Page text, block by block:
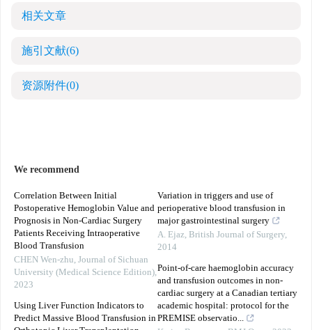
相关文章
施引文献(6)
资源附件(0)
We recommend
Correlation Between Initial
Postoperative Hemoglobin Value and
Prognosis in Non-Cardiac Surgery
Patients Receiving Intraoperative
Blood Transfusion
CHEN Wen-zhu, Journal of Sichuan
University (Medical Science Edition),
2023
Using Liver Function Indicators to
Predict Massive Blood Transfusion in
Variation in triggers and use of
perioperative blood transfusion in
major gastrointestinal surgery
A. Ejaz, British Journal of Surgery,
2014
Point-of-care haemoglobin accuracy
and transfusion outcomes in non-
cardiac surgery at a Canadian tertiary
academic hospital: protocol for the
PREMISE observatio...